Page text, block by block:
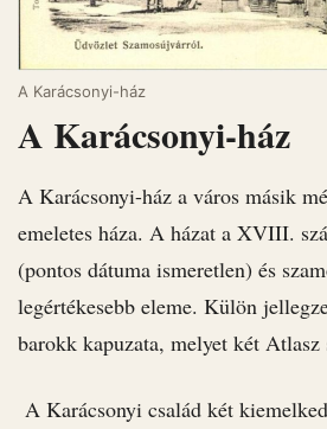
A Karácsonyi-ház
A Karácsonyi-ház
A Karácsonyi-ház a város másik
emeletes háza. A házat a XVIII.
(pontos dátuma ismeretlen) és
legértékesebb eleme. Külön
barokk kapuzata, melyet két Atlasz
A Karácsonyi család két